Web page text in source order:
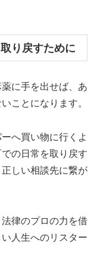
り戻すために
に手を出せば、あ
ことになります。
へ買い物に行くよ
の日常を取り戻す
しい相談先に繋が
律のプロの力を借
人生へのリスター